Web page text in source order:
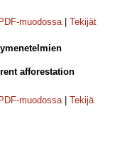
muodossa| Tekijät
afforestation
muodossa| Tekijä